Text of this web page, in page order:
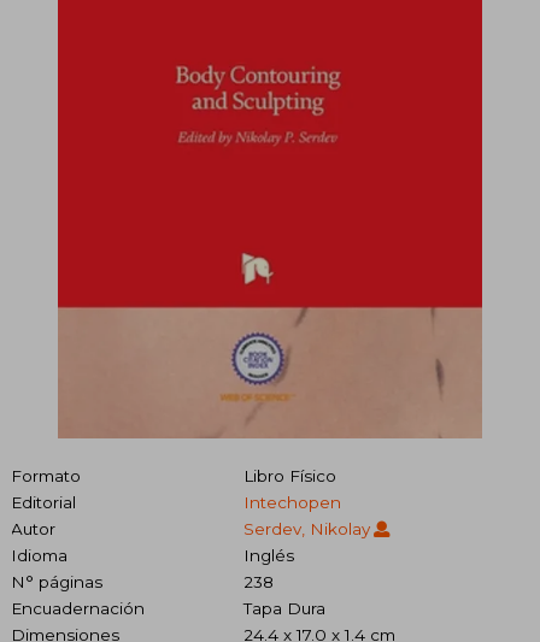
Formato
Libro Físico
Editorial
Intechopen
Autor
Serdev, Nikolay
Idioma
Inglés
N° páginas
238
Encuadernación
Tapa Dura
Dimensiones
24.4 x 17.0 x 1.4 cm